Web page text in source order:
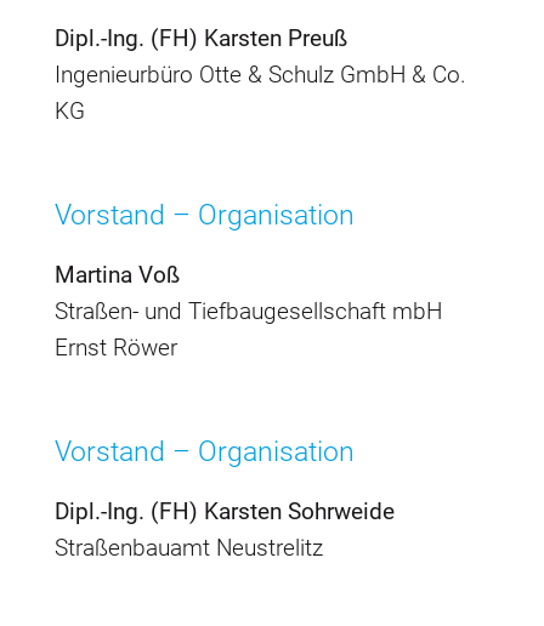
Dipl.-Ing. (FH) Karsten Preuß
Ingenieurbüro Otte & Schulz GmbH & Co.
KG
Vorstand – Organisation
Martina Voß
Straßen- und Tiefbaugesellschaft mbH
Ernst Röwer
Vorstand – Organisation
Dipl.-Ing. (FH) Karsten Sohrweide
Straßenbauamt Neustrelitz